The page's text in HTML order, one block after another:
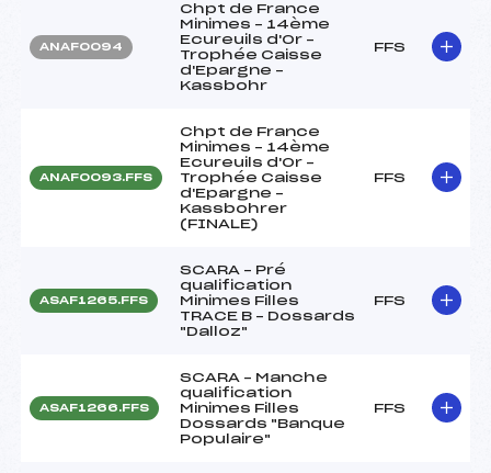
ANAF0094
Chpt de France
Minimes – 14ème
Ecureuils d'Or –
Trophée Caisse
d'Epargne –
Kassbohr
FFS
ANAF0093.FFS
Chpt de France
Minimes – 14ème
Ecureuils d'Or –
Trophée Caisse
d'Epargne –
Kassbohrer
(FINALE)
FFS
ASAF1265.FFS
SCARA – Pré
qualification
Minimes Filles
TRACE B – Dossards
"Dalloz"
FFS
ASAF1266.FFS
SCARA – Manche
qualification
Minimes Filles
Dossards "Banque
Populaire"
FFS